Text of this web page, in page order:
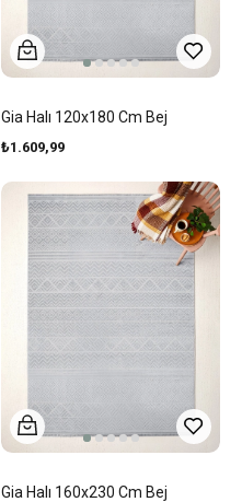
Gia Halı 120x180 Cm Bej
₺1.609,99
Gia Halı 160x230 Cm Bej